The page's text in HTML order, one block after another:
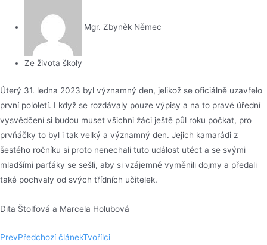
Mgr. Zbyněk Němec
Ze života školy
Úterý 31. ledna 2023 byl významný den, jelikož se oficiálně uzavřelo
první pololetí. I když se rozdávaly pouze výpisy a na to pravé úřední
vysvědčení si budou muset všichni žáci ještě půl roku počkat, pro
prvňáčky to byl i tak velký a významný den. Jejich kamarádi z
šestého ročníku si proto nenechali tuto událost utéct a se svými
mladšími parťáky se sešli, aby si vzájemně vyměnili dojmy a předali
také pochvaly od svých třídních učitelek.
Dita Štolfová a Marcela Holubová
PrevPředchozí článekTvořílci